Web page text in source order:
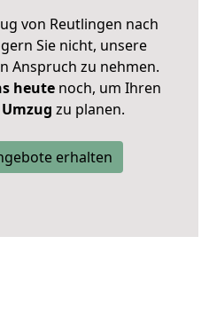
von Reutlingen nach
Sie nicht, unsere
Anspruch zu nehmen.
heutenoch, um Ihren
zu planen.
erhalten